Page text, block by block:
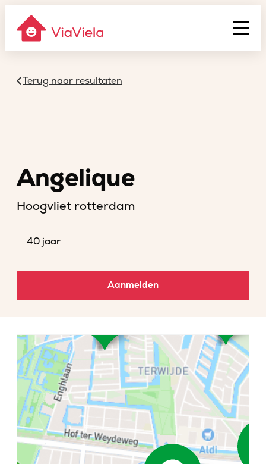
Terug naar resultaten
Angelique
Hoogvliet rotterdam
40 jaar
Aanmelden